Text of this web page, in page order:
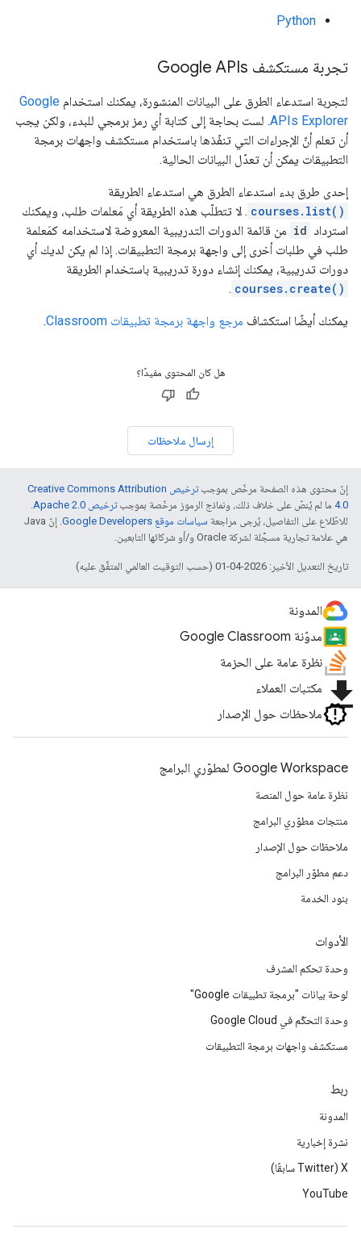
Python
تجربة مستكشف Google APIs
لتجربة استدعاء الطرق على البيانات المنشورة، يمكنك استخدام Google
APIs Explorer. لست بحاجة إلى كتابة أي رمز برمجي للبدء، ولكن يجب
أن تعلم أنّ الإجراءات التي تنفّذها باستخدام مستكشف واجهات برمجة
التطبيقات يمكن أن تعدّل البيانات الحالية.
إحدى طرق بدء استدعاء الطرق هي استدعاء الطريقة
courses.list() . لا تتطلّب هذه الطريقة أي مَعلمات طلب، ويمكنك
استرداد id من قائمة الدورات التدريبية المعروضة لاستخدامه كمَعلمة
طلب في طلبات أخرى إلى واجهة برمجة التطبيقات. إذا لم يكن لديك أي
دورات تدريبية، يمكنك إنشاء دورة تدريبية باستخدام الطريقة
courses.create()
.
يمكنك أيضًا استكشاف مرجع واجهة برمجة تطبيقات Classroom .
هل كان المحتوى مفيدًا؟
إرسال ملاحظات
إنّ محتوى هذه الصفحة مرخّص بموجب
ترخيص Creative Commons Attribution
4.0‏ ما لم يُنصّ على خلاف ذلك، ونماذج الرموز مرخّصة بموجبترخيص Apache 2.0‏
.
للاطّلاع على التفاصيل، يُرجى مراجعة سياسات موقع Google Developers‏
. إنّ Java
هي علامة تجارية مسجَّلة لشركة Oracle و/أو شركائها التابعين.
تاريخ التعديل الأخير: 2026-04-01 (حسب التوقيت العالمي المتفَّق عليه)
المدونة
مدوّنة Google Classroom
نظرة عامة على الحزمة
file_download مكتبات العملاء
ملاحظات حول الإصدار
Google Workspace لمطوّري البرامج
نظرة عامة حول المنصة
منتجات مطوّري البرامج
ملاحظات حول الإصدار
دعم مطوّر البرامج
بنود الخدمة
الأدوات
وحدة تحكم المشرف
لوحة بيانات "برمجة تطبيقات Google"
وحدة التحكّم في Google Cloud
مستكشف واجهات برمجة التطبيقات
ربط
المدونة
نشرة إخبارية
‫X ‏(Twitter سابقًا)
YouTube